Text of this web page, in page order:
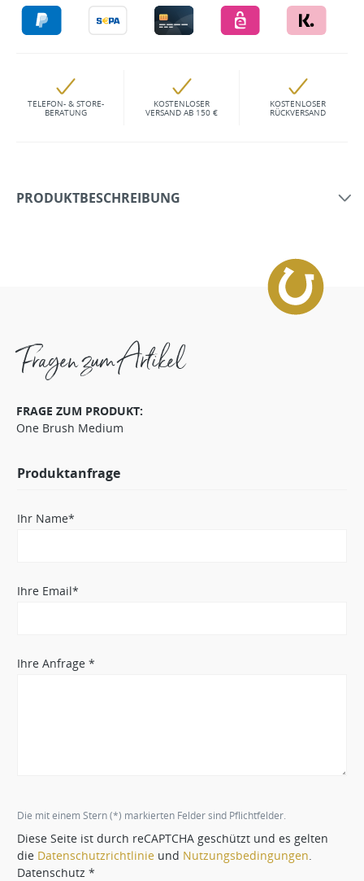
TELEFON- & STORE-
BERATUNG
KOSTENLOSER
VERSAND AB 150 €
KOSTENLOSER
RÜCKVERSAND
PRODUKTBESCHREIBUNG
Fragen zum Artikel
FRAGE ZUM PRODUKT:
One Brush Medium
Produktanfrage
Ihr Name*
Ihre Email*
Ihre Anfrage *
Die mit einem Stern (*) markierten Felder sind Pflichtfelder.
Diese Seite ist durch reCAPTCHA geschützt und es gelten
die Datenschutzrichtlinie und Nutzungsbedingungen
Datenschutz *